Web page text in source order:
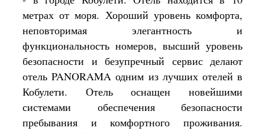
метрах от моря. Хороший уровень комфорта,
неповторимая элегантность и
функциональность номеров, высший уровень
безопасности и безупречный сервис делают
отель PANORAMA одним из лучших отелей в
Кобулети. Отель оснащен новейшими
системами обеспечения безопасности
пребывания и комфортного проживания.